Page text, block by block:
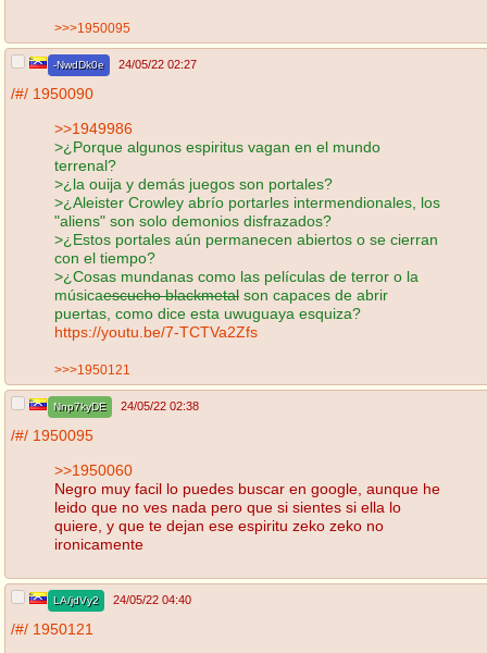
>>>1950095
-NwdDk0e 24/05/22 02:27
/#/ 1950090
>>1949986
>¿Porque algunos espiritus vagan en el mundo
terrenal?
>¿la ouija y demás juegos son portales?
>¿Aleister Crowley abrío portarles intermendionales, los
"aliens" son solo demonios disfrazados?
>¿Estos portales aún permanecen abiertos o se cierran
con el tiempo?
>¿Cosas mundanas como las películas de terror o la
músicaescucho blackmetal son capaces de abrir
puertas, como dice esta uwuguaya esquiza?
https://youtu.be/7-TCTVa2Zfs
>>>1950121
Nnp7kyDE 24/05/22 02:38
/#/ 1950095
>>1950060
Negro muy facil lo puedes buscar en google, aunque he
leido que no ves nada pero que si sientes si ella lo
quiere, y que te dejan ese espiritu zeko zeko no
ironicamente
LA/jdVy2 24/05/22 04:40
/#/ 1950121